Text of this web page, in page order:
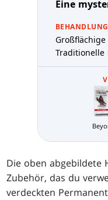
Eine
Traditionelle
Die oben abgebildete
Zubehör, das du
verdeckten